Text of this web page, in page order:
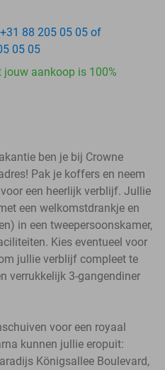
88 205 05 05 of
05 05
jouw aankoop is 100%
ben je bij Crowne
Pak je koffers en neem
een heerlijk verblijf. Jullie
een welkomstdrankje en
in een tweepersoonskamer,
Kies eventueel voor
jullie verblijf compleet te
verrukkelijk 3-gangendiner
voor een royaal
kunnen jullie eropuit:
Königsallee Boulevard,